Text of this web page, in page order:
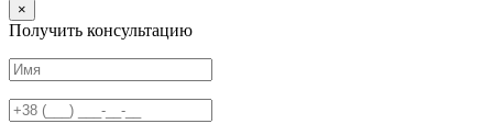
×
Получить консультацию